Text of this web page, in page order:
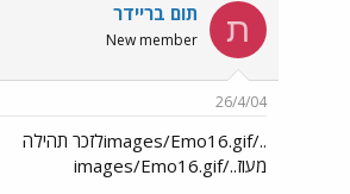
ת תום בריידר
New member
26/4/04
../images/Emo16.gifלזכר תהילה
מעוז../images/Emo16.gif